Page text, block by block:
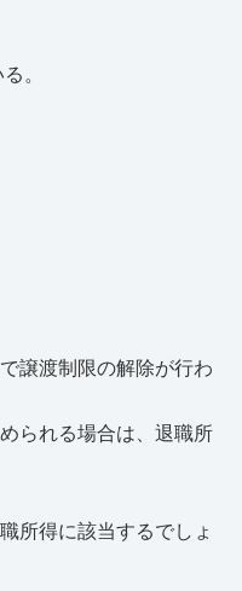
。
譲渡制限の解除が行わ
られる場合は、退職所
所得に該当するでしょ